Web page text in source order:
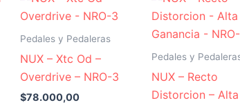
Pedales y Pedaleras
NUX – Xtc Od –
Overdrive – NRO-3
$78.000,00
Pedales y
NUX – Recto
Distorcion – Alta